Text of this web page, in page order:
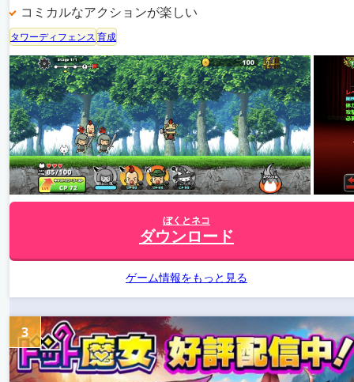
コミカルなアクションが楽しい
タワーディフェンス育成
ぼくとネコ
ダウンロード
ゲーム情報をもっと見る
3